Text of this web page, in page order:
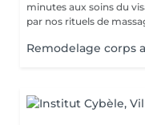
minutes aux soins du
par nos rituels de
Remodelage corps